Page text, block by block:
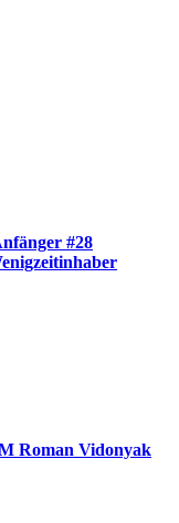
#28
Roman Vidonyak